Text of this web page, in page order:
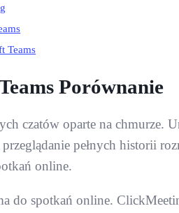
Teams
Porównanie
czatów oparte na chmurze.
pełnych historii
online.
spotkań online.